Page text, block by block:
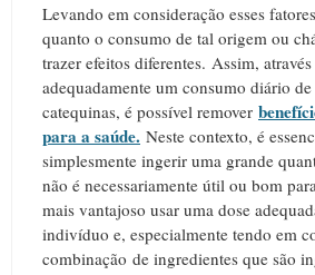
Levando em consideração esses
quanto o consumo de tal origem ou
trazer efeitos diferentes. Assim,
adequadamente um consumo diário
catequinas, é possível remover
para a saúde. Neste contexto, é
simplesmente ingerir uma grande
não é necessariamente útil ou bom
mais vantajoso usar uma dose
indivíduo e, especialmente tendo em
combinação de ingredientes que são